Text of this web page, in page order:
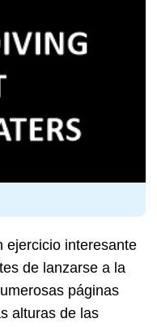
ejercicio interesante
de lanzarse a la
páginas
alturas de las